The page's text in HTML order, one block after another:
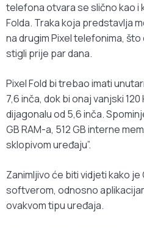
telefona otvara se slično kao i
Folda. Traka koja predstavlja
na drugim Pixel telefonima,
stigli prije par dana.
Pixel Fold bi trebao imati
7,6 inča, dok bi onaj vanjski
dijagonalu od 5,6 inča.
GB RAM-a, 512 GB interne
sklopivom uređaju”.
Zanimljivo će biti vidjeti kako
softverom, odnosno
ovakvom tipu uređaja.